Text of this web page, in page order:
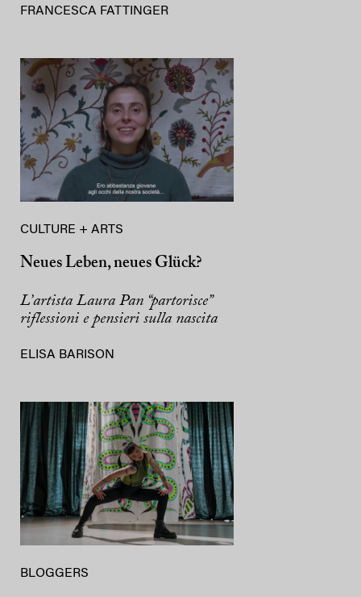
FRANCESCA FATTINGER
CULTURE + ARTS
Neues Leben, neues Glück?
L’artista Laura Pan “partorisce”
riflessioni e pensieri sulla nascita
ELISA BARISON
BLOGGERS